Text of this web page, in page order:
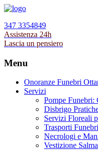
347 3354849
Assistenza 24h
Lascia un pensiero
Menu
Onoranze Funebri
Servizi
Pompe Funebri:
Disbrigo
Servizi Floreali
Trasporti Funebri
Necrologi e
Vestizione Salma